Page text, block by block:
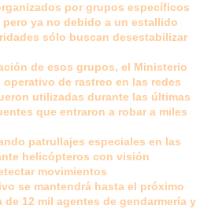
por grupos específicos
ya no debido a un estallido
sólo buscan desestabilizar
de esos grupos, el Ministerio
de rastreo en las redes
utilizadas durante las últimas
que entraron a robar a miles
patrullajes especiales en las
helicópteros con visión
movimientos
se mantendrá hasta el próximo
de 12 mil agentes de gendarmería y